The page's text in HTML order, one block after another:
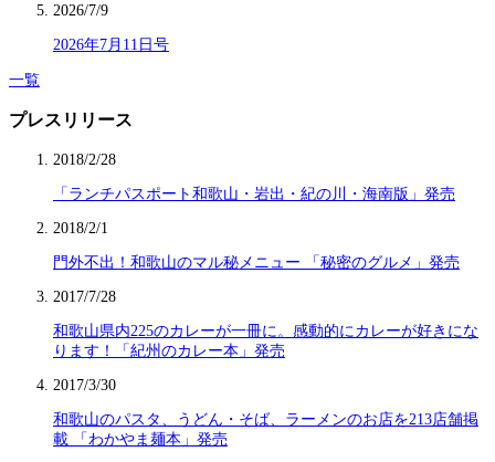
2026/7/9
2026年7月11日号
一覧
プレスリリース
2018/2/28
「ランチパスポート和歌山・岩出・紀の川・海南版」発売
2018/2/1
門外不出！和歌山のマル秘メニュー 「秘密のグルメ」発売
2017/7/28
和歌山県内225のカレーが一冊に。感動的にカレーが好きにな
ります！「紀州のカレー本」発売
2017/3/30
和歌山のパスタ、うどん・そば、ラーメンのお店を213店舗掲
載 「わかやま麺本」発売